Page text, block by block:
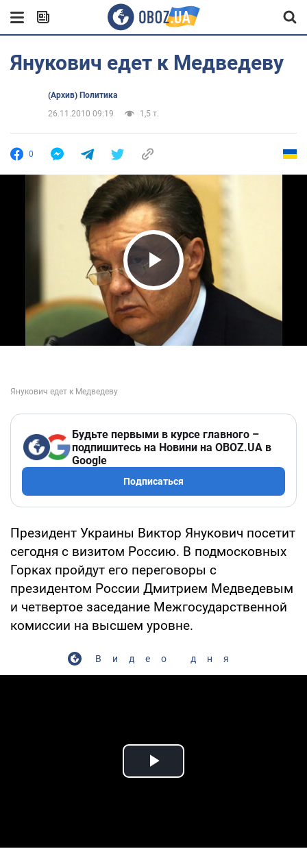
Янукович едет к Медведеву
(Архив) Политика
26.11.2010 09:19
1,5 т.
0
Play Video
Будьте первыми в курсе главного –
подпишитесь на Новини на OBOZ.UA в
Google
Подписаться
Президент Украины Виктор Янукович посетит
сегодня с визитом Россию. В подмосковных
Горках пройдут его переговоры с
президентом России Дмитрием Медведевым
и четвертое заседание Межгосударственной
комиссии на высшем уровне.
Видео дня
Play Video